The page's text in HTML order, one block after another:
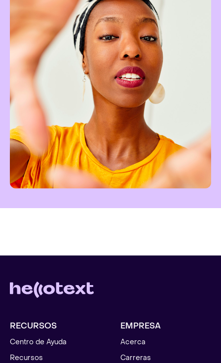
RECURSOS
Centro de Ayuda
Recursos
EMPRESA
Acerca
Carreras